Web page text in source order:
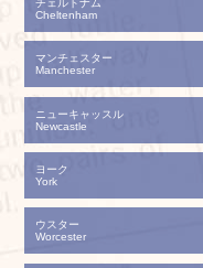
チェルトナム
Cheltenham
マンチェスター
Manchester
ニューキャッスル
Newcastle
ヨーク
York
ウスター
Worcester